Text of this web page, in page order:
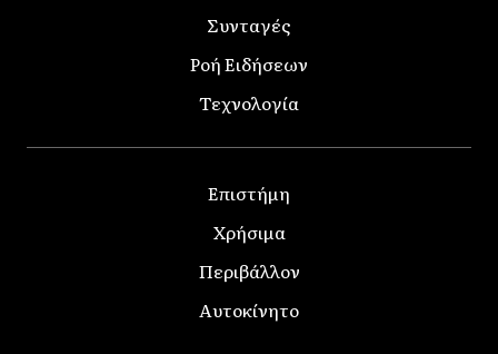
Συνταγές
Ροή Ειδήσεων
Τεχνολογία
Επιστήμη
Χρήσιμα
Περιβάλλον
Αυτοκίνητο